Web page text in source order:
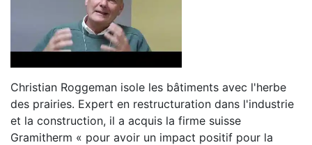
Christian Roggeman isole les bâtiments avec l'herbe
des prairies. Expert en restructuration dans l'industrie
et la construction, il a acquis la firme suisse
Gramitherm « pour avoir un impact positif pour la